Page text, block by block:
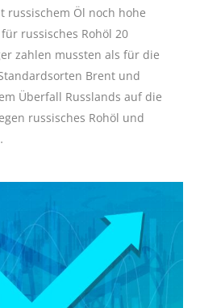
russischem Öl noch hohe
russisches Rohöl 20
zahlen mussten als für die
Brent und
Überfall Russlands auf die
russisches Rohöl und